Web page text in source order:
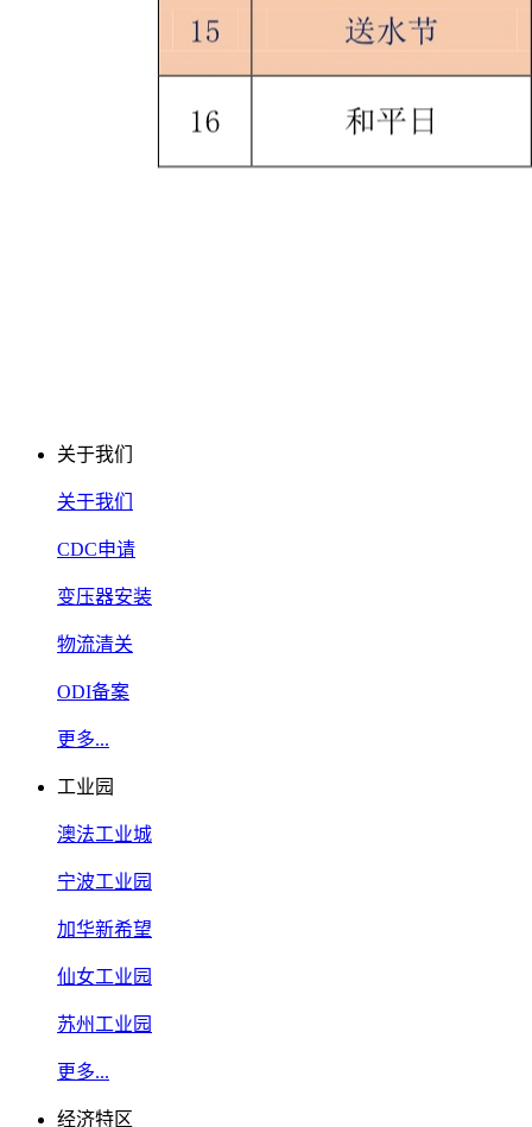
关于我们
关于我们
CDC申请
变压器安装
物流清关
ODI备案
更多...
工业园
澳法工业城
宁波工业园
加华新希望
仙女工业园
苏州工业园
更多...
经济特区